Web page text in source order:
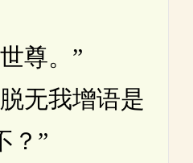
尊。”
我增语是
？”